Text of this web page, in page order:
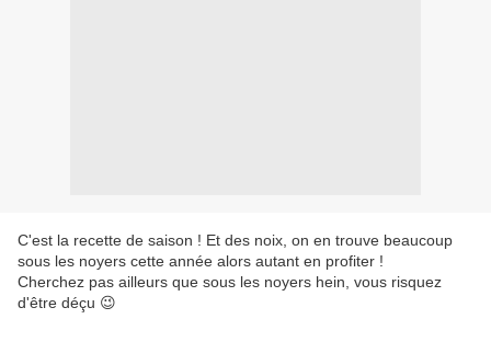
C'est la recette de saison ! Et des noix, on en trouve beaucoup
sous les noyers cette année alors autant en profiter !
Cherchez pas ailleurs que sous les noyers hein, vous risquez
d'être déçu 😉